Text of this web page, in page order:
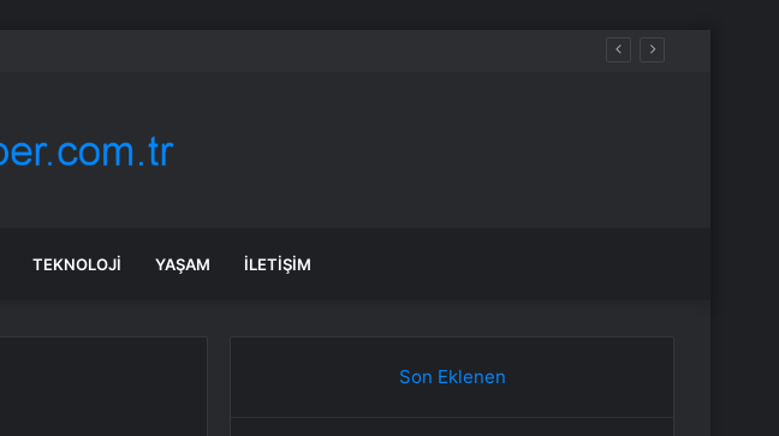
TEKNOLOJI YAŞAM İLETIŞIM
Son Eklenen